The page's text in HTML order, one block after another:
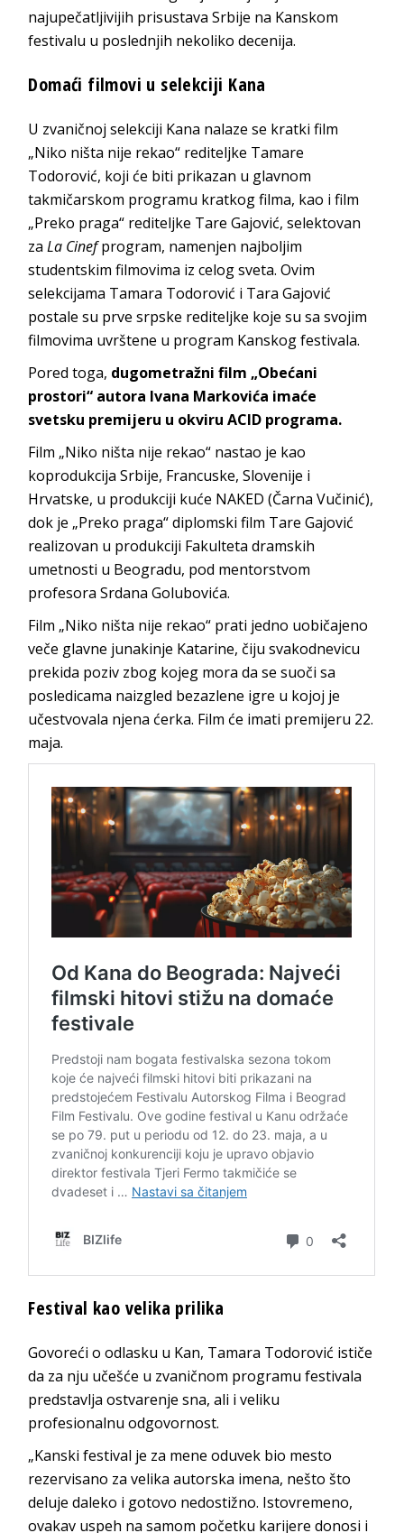
najupečatljivijih prisustava Srbije na Kanskom
festivalu u poslednjih nekoliko decenija.
Domaći filmovi u selekciji Kana
U zvaničnoj selekciji Kana nalaze se kratki film
„Niko ništa nije rekao“ rediteljke Tamare
Todorović, koji će biti prikazan u glavnom
takmičarskom programu kratkog filma, kao i film
„Preko praga“ rediteljke Tare Gajović, selektovan
zaLa Cinefprogram, namenjen najboljim
studentskim filmovima iz celog sveta. Ovim
selekcijama Tamara Todorović i Tara Gajović
postale su prve srpske rediteljke koje su sa svojim
filmovima uvrštene u program Kanskog festivala.
Pored toga, dugometražni film „Obećani
prostori“ autora Ivana Markovića imaće
svetsku premijeru u okviru ACID programa.
Film „Niko ništa nije rekao“ nastao je kao
koprodukcija Srbije, Francuske, Slovenije i
Hrvatske, u produkciji kuće NAKED (Čarna Vučinić),
dok je „Preko praga“ diplomski film Tare Gajović
realizovan u produkciji Fakulteta dramskih
umetnosti u Beogradu, pod mentorstvom
profesora Srdana Golubovića.
Film „Niko ništa nije rekao“ prati jedno uobičajeno
veče glavne junakinje Katarine, čiju svakodnevicu
prekida poziv zbog kojeg mora da se suoči sa
posledicama naizgled bezazlene igre u kojoj je
učestvovala njena ćerka. Film će imati premijeru 22.
maja.
Festival kao velika prilika
Govoreći o odlasku u Kan, Tamara Todorović ističe
da za nju učešće u zvaničnom programu festivala
predstavlja ostvarenje sna, ali i veliku
profesionalnu odgovornost.
„Kanski festival je za mene oduvek bio mesto
rezervisano za velika autorska imena, nešto što
deluje daleko i gotovo nedostižno. Istovremeno,
ovakav uspeh na samom početku karijere donosi i